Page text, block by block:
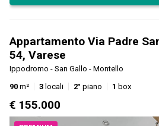
Appartamento Via Padre
54, Varese
Ippodromo - San Gallo - Montello
90 m² 3 locali 2° piano 1 box
€ 155.000